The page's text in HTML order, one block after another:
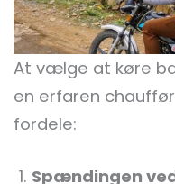
At vælge at køre
en erfaren
fordele:
Spændingen